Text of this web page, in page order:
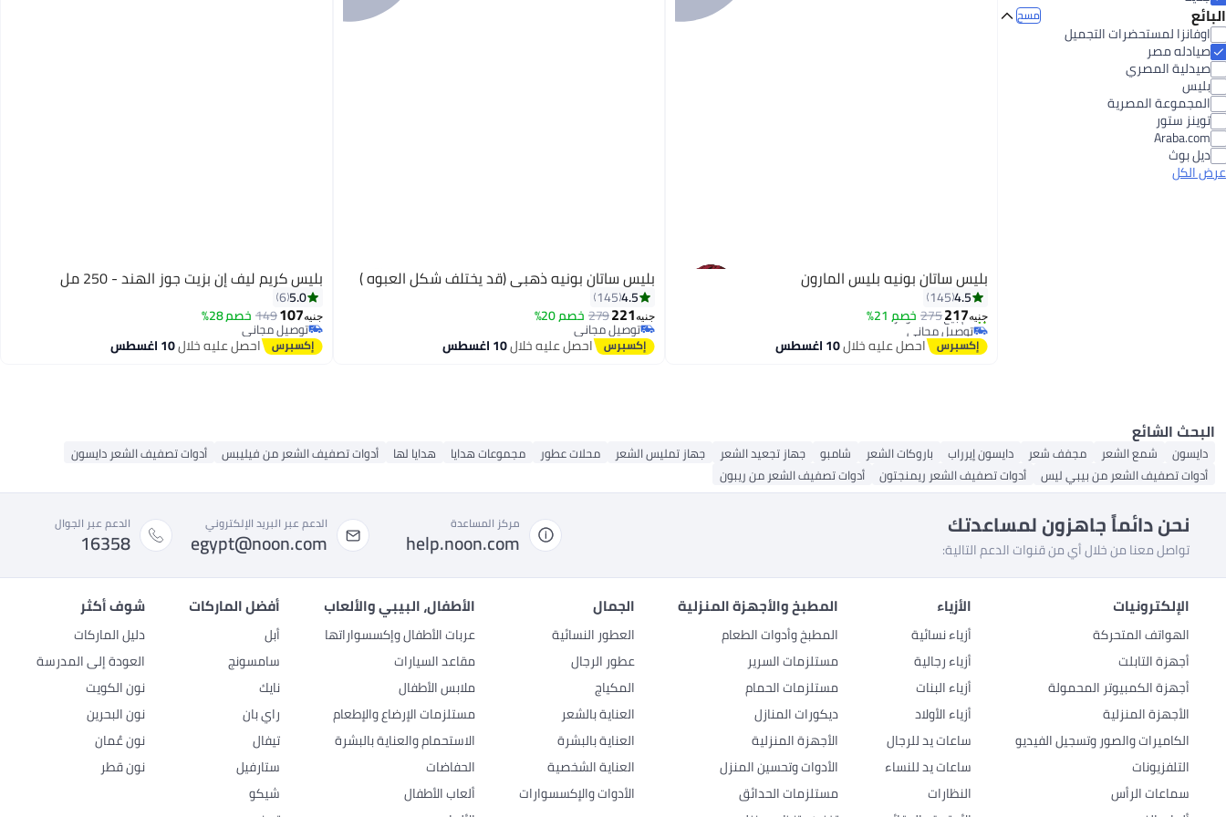
4.5
5 البائع مسح
اوفانزا لمستحضرات التجميل
صيادله مصر
صيدلية المصري
بليس
المجموعة المصرية
توينز ستور
Araba.com
ديل بوث
عرض الكل
بليس ساتان بونيه بليس المارون
4.5
145
جنيه217
275 خصم 21%
توصيل مجاني
تم بيع +10 مؤخرًا
توصيل مجاني
احصل عليه خلال10 اغسطس
بليس ساتان بونيه ذهبي (قد يختلف شكل العبوه )
4.5
145
جنيه221
279خصم 20%
توصيل مجاني
توصيل مجانياحصل عليه خلال10 اغسطس
بليس كريم ليف إن بزيت جوز الهند - 250 مل
5.0
6
جنيه107
149خصم 28%
توصيل مجاني
توصيل مجانياحصل عليه خلال10 اغسطس
البحث الشائع
دايسون شمع الشعر مجفف شعر دايسون إيرراب باروكات الشعر شامبو جهاز تجعيد الشعر جهاز تمليس الشعر محلات عطور مجموعات هدايا هدايا لها أدوات تصفيف الشعر من فيليبس
أدوات تصفيف الشعر دايسون
أدوات تصفيف الشعر من بيبي ليس
أدوات تصفيف الشعر ريمنجتون أدوات تصفيف الشعر من ريبون
نحن دائماً جاهزون لمساعدتك
تواصل معنا من خلال أي من قنوات الدعم التالية:
مركز المساعدة
help.noon.com
الدعم عبر البريد الإلكتروني
egypt@noon.com
الدعم عبر الجوال
16358
الإلكترونيات
الهواتف المتحركة
أجهزة التابلت
أجهزة الكمبيوتر المحمولة
الأجهزة المنزلية
الكاميرات والصور وتسجيل الفيديو
التلفزيونات
سماعات الرأس
الأزياء
أزياء نسائية
أزياء رجالية
أزياء البنات
أزياء الأولاد
ساعات يد للرجال
ساعات يد للنساء
النظارات
المطبخ والأجهزة المنزلية
المطبخ وأدوات الطعام
مستلزمات السرير
مستلزمات الحمام
ديكورات المنازل
الأجهزة المنزلية
الأدوات وتحسين المنزل
مستلزمات الحدائق
الجمال
العطور النسائية
عطور الرجال
المكياج
العناية بالشعر
العناية بالبشرة
العناية الشخصية
الأدوات والإكسسوارات
الأطفال، البيبي والألعاب
عربات الأطفال وإكسسواراتها
مقاعد السيارات
ملابس الأطفال
مستلزمات الإرضاع والإطعام
الاستحمام والعناية بالبشرة
الحفاضات
ألعاب الأطفال
أفضل الماركات
أبل
سامسونج
نايك
راي بان
تيفال
ستارفيل
شيكو
شوف أكثر
دليل الماركات
العودة إلى المدرسة
نون الكويت
نون البحرين
نون عُمان
نون قطر